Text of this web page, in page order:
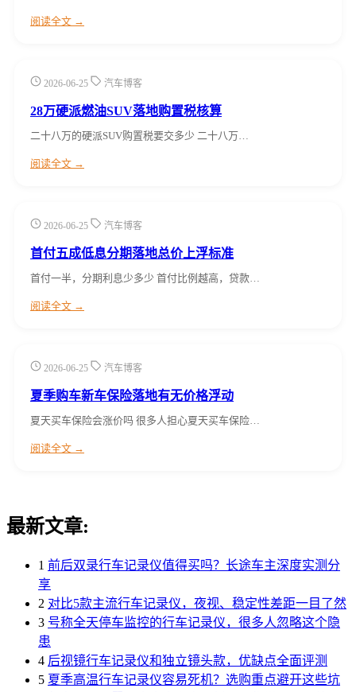
阅读全文 →
2026-06-25 汽车博客
28万硬派燃油SUV落地购置税核算
二十八万的硬派SUV购置税要交多少 二十八万…
阅读全文 →
2026-06-25 汽车博客
首付五成低息分期落地总价上浮标准
首付一半，分期利息少多少 首付比例越高，贷款…
阅读全文 →
2026-06-25 汽车博客
夏季购车新车保险落地有无价格浮动
夏天买车保险会涨价吗 很多人担心夏天买车保险…
阅读全文 →
最新文章:
1 前后双录行车记录仪值得买吗？长途车主深度实测分
享
2 对比5款主流行车记录仪，夜视、稳定性差距一目了然
3 号称全天停车监控的行车记录仪，很多人忽略这个隐
患
4 后视镜行车记录仪和独立镜头款，优缺点全面评测
5 夏季高温行车记录仪容易死机？选购重点避开这些坑